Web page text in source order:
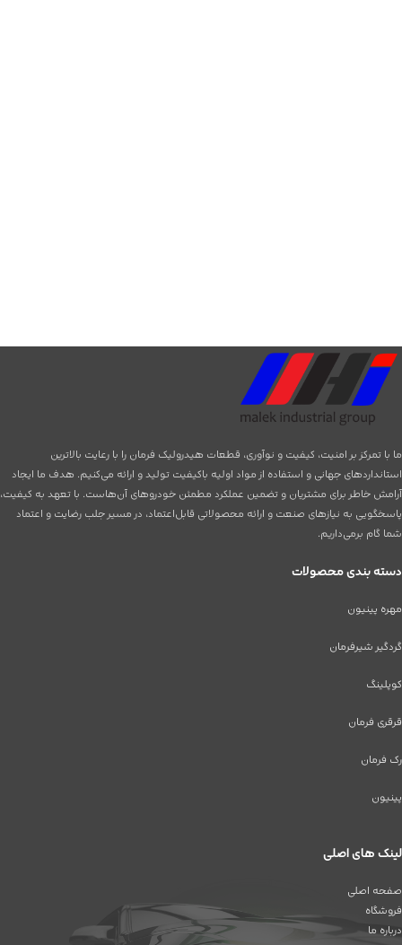
ما با تمرکز بر امنیت، کیفیت و نوآوری، قطعات هیدرولیک فرمان را با رعایت بالاترین
استانداردهای جهانی و استفاده از مواد اولیه باکیفیت تولید و ارائه می‌کنیم. هدف ما ایجاد
آرامش خاطر برای مشتریان و تضمین عملکرد مطمئن خودروهای آن‌هاست. با تعهد به کیفیت،
پاسخگویی به نیازهای صنعت و ارائه محصولاتی قابل‌اعتماد، در مسیر جلب رضایت و اعتماد
شما گام برمی‌داریم.
دسته بندی محصولات
مهره پینیون
گردگیر شیرفرمان
کوپلینگ
قرقری فرمان
رک فرمان
پینیون
لینک های اصلی
صفحه اصلی
فروشگاه
درباره ما